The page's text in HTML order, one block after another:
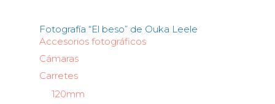
Fotografía “El beso” de Ouka Leele
Accesorios fotográficos
Cámaras
Carretes
120mm